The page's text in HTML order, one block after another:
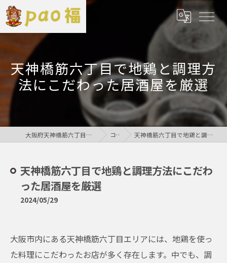
天神橋筋六丁目で地鶏と調理方
法にこだわった居酒屋を厳選
大阪府天神橋筋六丁目の居酒屋なら鶏居酒屋pao福 コラム 天神橋筋六丁目で地鶏と調理方法にこだわった居酒屋を厳選
天神橋筋六丁目で地鶏と調理方法にこだわ
った居酒屋を厳選
2024/05/29
大阪市内にある天神橋筋六丁目エリアには、地鶏を使っ
た料理にこだわったお店が多く存在します。中でも、調